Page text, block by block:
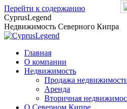
Перейти к содержанию
CyprusLegend
Недвижимость Северного Кипра
Главная
О компании
Недвижимость
Продажа
Аренда
Вторичная
О Северном Кипре